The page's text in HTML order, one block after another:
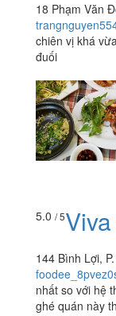
18 Phạm Văn
chiên vị khá
đuối
5.0 / 5
144 Bình Lợi,
nhất so với hệ
ghé quán này